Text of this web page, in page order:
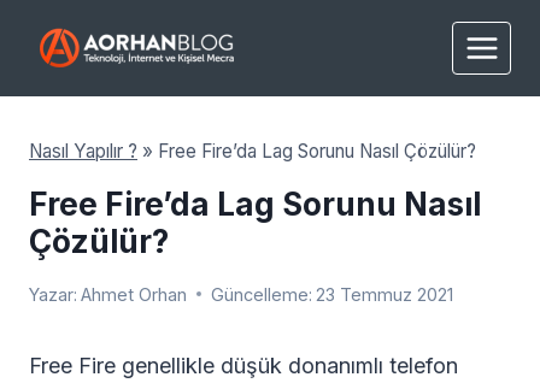
Nasıl Yapılır ? » Free Fire’da Lag Sorunu Nasıl Çözülür?
Free Fire’da Lag Sorunu Nasıl
Çözülür?
Yazar: Ahmet Orhan Güncelleme: 23 Temmuz 2021
Free Fire genellikle düşük donanımlı telefon